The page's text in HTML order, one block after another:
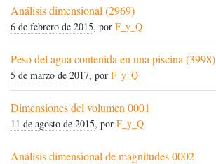
Análisis dimensional (2969)
6 de febrero de 2015, por F_y_Q
Peso del agua contenida en una piscina (3998)
5 de marzo de 2017, por F_y_Q
Dimensiones del volumen 0001
11 de agosto de 2015, por F_y_Q
Análisis dimensional de magnitudes 0002